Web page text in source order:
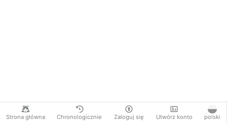
Strona główna Chronologicznie Zaloguj się Utwórz konto polski